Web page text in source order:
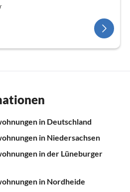
in Deutschland
in Niedersachsen
in der Lüneburger
in Nordheide